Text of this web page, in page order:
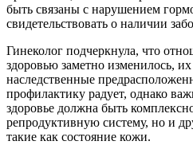
быть связаны с нарушением
свидетельствовать о наличии
Гинеколог подчеркнула, что
здоровью заметно изменилось,
наследственные
профилактику радует, однако
здоровье должна быть
репродуктивную систему, но и
такие как состояние кожи.